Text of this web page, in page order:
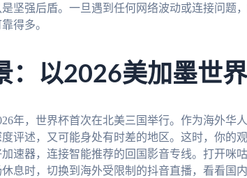
坚强后盾。一旦遇到任何网络波动或连接问题
得多。
：以2026美加墨世
年，世界杯首次在北美三国举行。作为海外华
评述，又可能身处有时差的地区。这时，你的
速器，连接智能推荐的回国影音专线。打开咪
息时，切换到海外受限制的抖音直播，看看国